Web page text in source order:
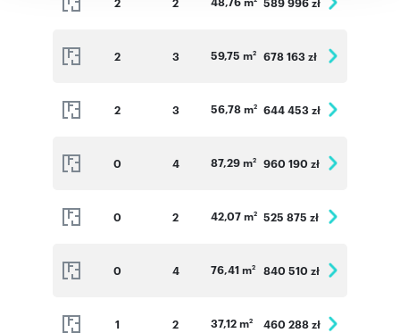
2 3 59,75 m2 678 163 zł
2 3 56,78 m2 644 453 zł
0 4 87,29 m2 960 190 zł
0 2 42,07 m2 525 875 zł
0 4 76,41 m2 840 510 zł
1 2 37,12 m2 460 288 zł